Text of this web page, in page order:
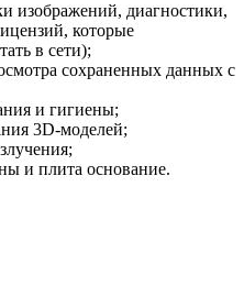
изображений, диагностики,
которые
в сети);
сохраненных данных с
и гигиены;
3D-моделей;
и плита основание.